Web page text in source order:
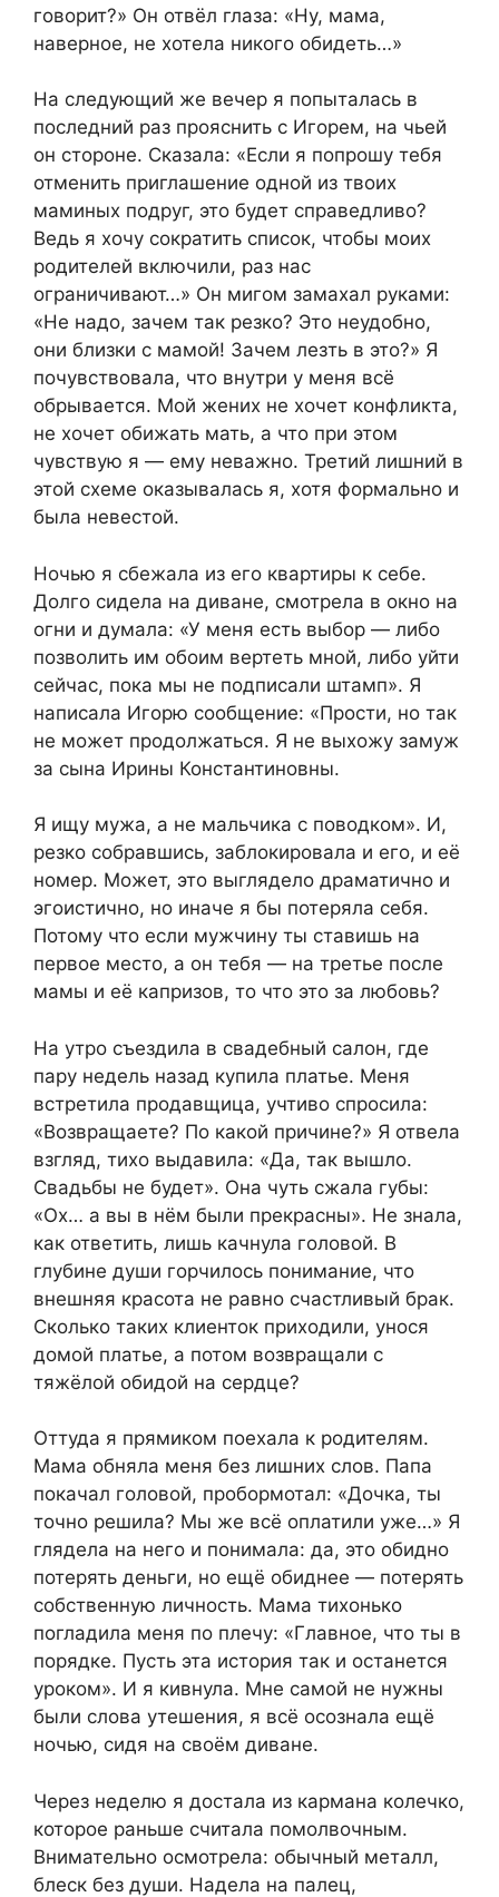
говорит?» Он отвёл глаза: «Ну, мама,
наверное, не хотела никого обидеть…»
На следующий же вечер я попыталась в
последний раз прояснить с Игорем, на чьей
он стороне. Сказала: «Если я попрошу тебя
отменить приглашение одной из твоих
маминых подруг, это будет справедливо?
Ведь я хочу сократить список, чтобы моих
родителей включили, раз нас
ограничивают…» Он мигом замахал руками:
«Не надо, зачем так резко? Это неудобно,
они близки с мамой! Зачем лезть в это?» Я
почувствовала, что внутри у меня всё
обрывается. Мой жених не хочет конфликта,
не хочет обижать мать, а что при этом
чувствую я — ему неважно. Третий лишний в
этой схеме оказывалась я, хотя формально и
была невестой.
Ночью я сбежала из его квартиры к себе.
Долго сидела на диване, смотрела в окно на
огни и думала: «У меня есть выбор — либо
позволить им обоим вертеть мной, либо уйти
сейчас, пока мы не подписали штамп». Я
написала Игорю сообщение: «Прости, но так
не может продолжаться. Я не выхожу замуж
за сына Ирины Константиновны.
Я ищу мужа, а не мальчика с поводком». И,
резко собравшись, заблокировала и его, и её
номер. Может, это выглядело драматично и
эгоистично, но иначе я бы потеряла себя.
Потому что если мужчину ты ставишь на
первое место, а он тебя — на третье после
мамы и её капризов, то что это за любовь?
На утро съездила в свадебный салон, где
пару недель назад купила платье. Меня
встретила продавщица, учтиво спросила:
«Возвращаете? По какой причине?» Я отвела
взгляд, тихо выдавила: «Да, так вышло.
Свадьбы не будет». Она чуть сжала губы:
«Ох… а вы в нём были прекрасны». Не знала,
как ответить, лишь качнула головой. В
глубине души горчилось понимание, что
внешняя красота не равно счастливый брак.
Сколько таких клиенток приходили, унося
домой платье, а потом возвращали с
тяжёлой обидой на сердце?
Оттуда я прямиком поехала к родителям.
Мама обняла меня без лишних слов. Папа
покачал головой, пробормотал: «Дочка, ты
точно решила? Мы же всё оплатили уже…» Я
глядела на него и понимала: да, это обидно
потерять деньги, но ещё обиднее — потерять
собственную личность. Мама тихонько
погладила меня по плечу: «Главное, что ты в
порядке. Пусть эта история так и останется
уроком». И я кивнула. Мне самой не нужны
были слова утешения, я всё осознала ещё
ночью, сидя на своём диване.
Через неделю я достала из кармана колечко,
которое раньше считала помолвочным.
Внимательно осмотрела: обычный металл,
блеск без души. Надела на палец,